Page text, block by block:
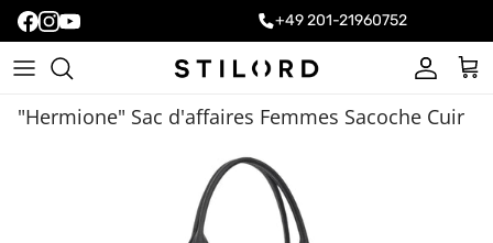
+49 201-21960752
Compte
"Hermione" Sac d'affaires Femmes Sacoche Cuir